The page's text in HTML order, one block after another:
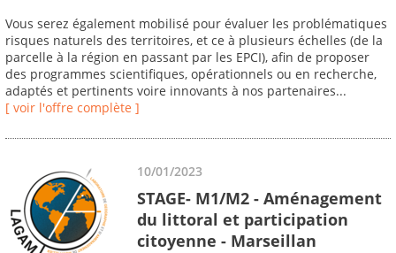
Vous serez également mobilisé pour évaluer les problématiques
risques naturels des territoires, et ce à plusieurs échelles (de la
parcelle à la région en passant par les EPCI), afin de proposer
des programmes scientifiques, opérationnels ou en recherche,
adaptés et pertinents voire innovants à nos partenaires...
[ voir l'offre complète ]
10/01/2023
STAGE- M1/M2 - Aménagement
du littoral et participation
citoyenne - Marseillan